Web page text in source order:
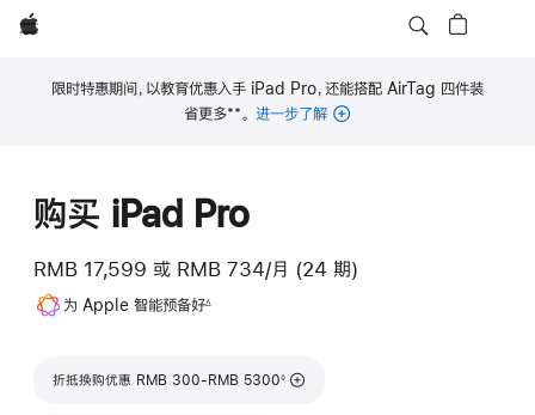
Apple
限时特惠期间，以教育优惠入手 iPad Pro，还能搭配 AirTag 四件装
省更多**。进一步了解
购买 iPad Pro
RMB 17,599 或 RMB 734/月 (24 期)
为 Apple 智能预备好∆
折抵换购优惠 RMB 300-RMB 5300
脚注
◊